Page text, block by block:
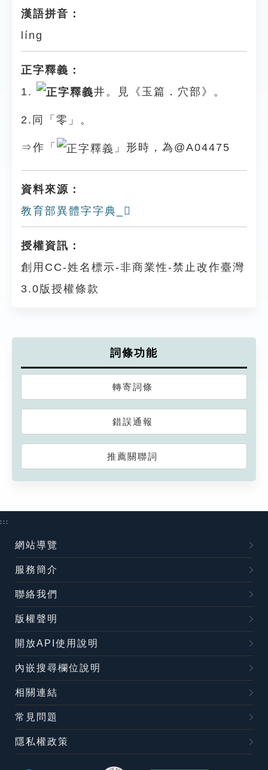
漢語拼音：
líng
正字釋義：
1.
井。見《玉篇．穴部》。
2.同「零」。
⇒作「 」形時，為@A04475
資料來源：
教育部異體字字典_𥥋
授權資訊：
創用CC-姓名標示-非商業性-禁止改作臺灣
3.0版授權條款
詞條功能
轉寄詞條
錯誤通報
推薦關聯詞
:::
網站導覽
服務簡介
聯絡我們
版權聲明
開放API使用說明
內嵌搜尋欄位說明
相關連結
常見問題
隱私權政策